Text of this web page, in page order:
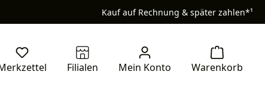
Kauf auf Rechnung & später zahlen*¹